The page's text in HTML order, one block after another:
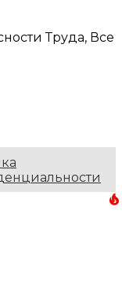
Труда, Все